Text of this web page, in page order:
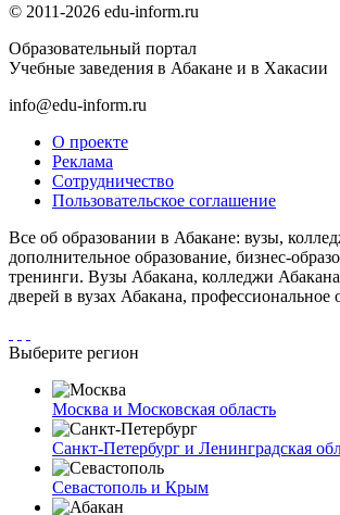
© 2011-2026 edu-inform.ru
Образовательный портал
Учебные заведения в Абакане и в Хакасии
info@edu-inform.ru
О проекте
Реклама
Сотрудничество
Пользовательское соглашение
Все об образовании в Абакане: вузы,
дополнительное образование, бизнес-
тренинги. Вузы Абакана, колледжи
дверей в вузах Абакана, профессиональное
Выберите регион
Москва и Московская область
Санкт-Петербург и Ленинградская
Севастополь и Крым